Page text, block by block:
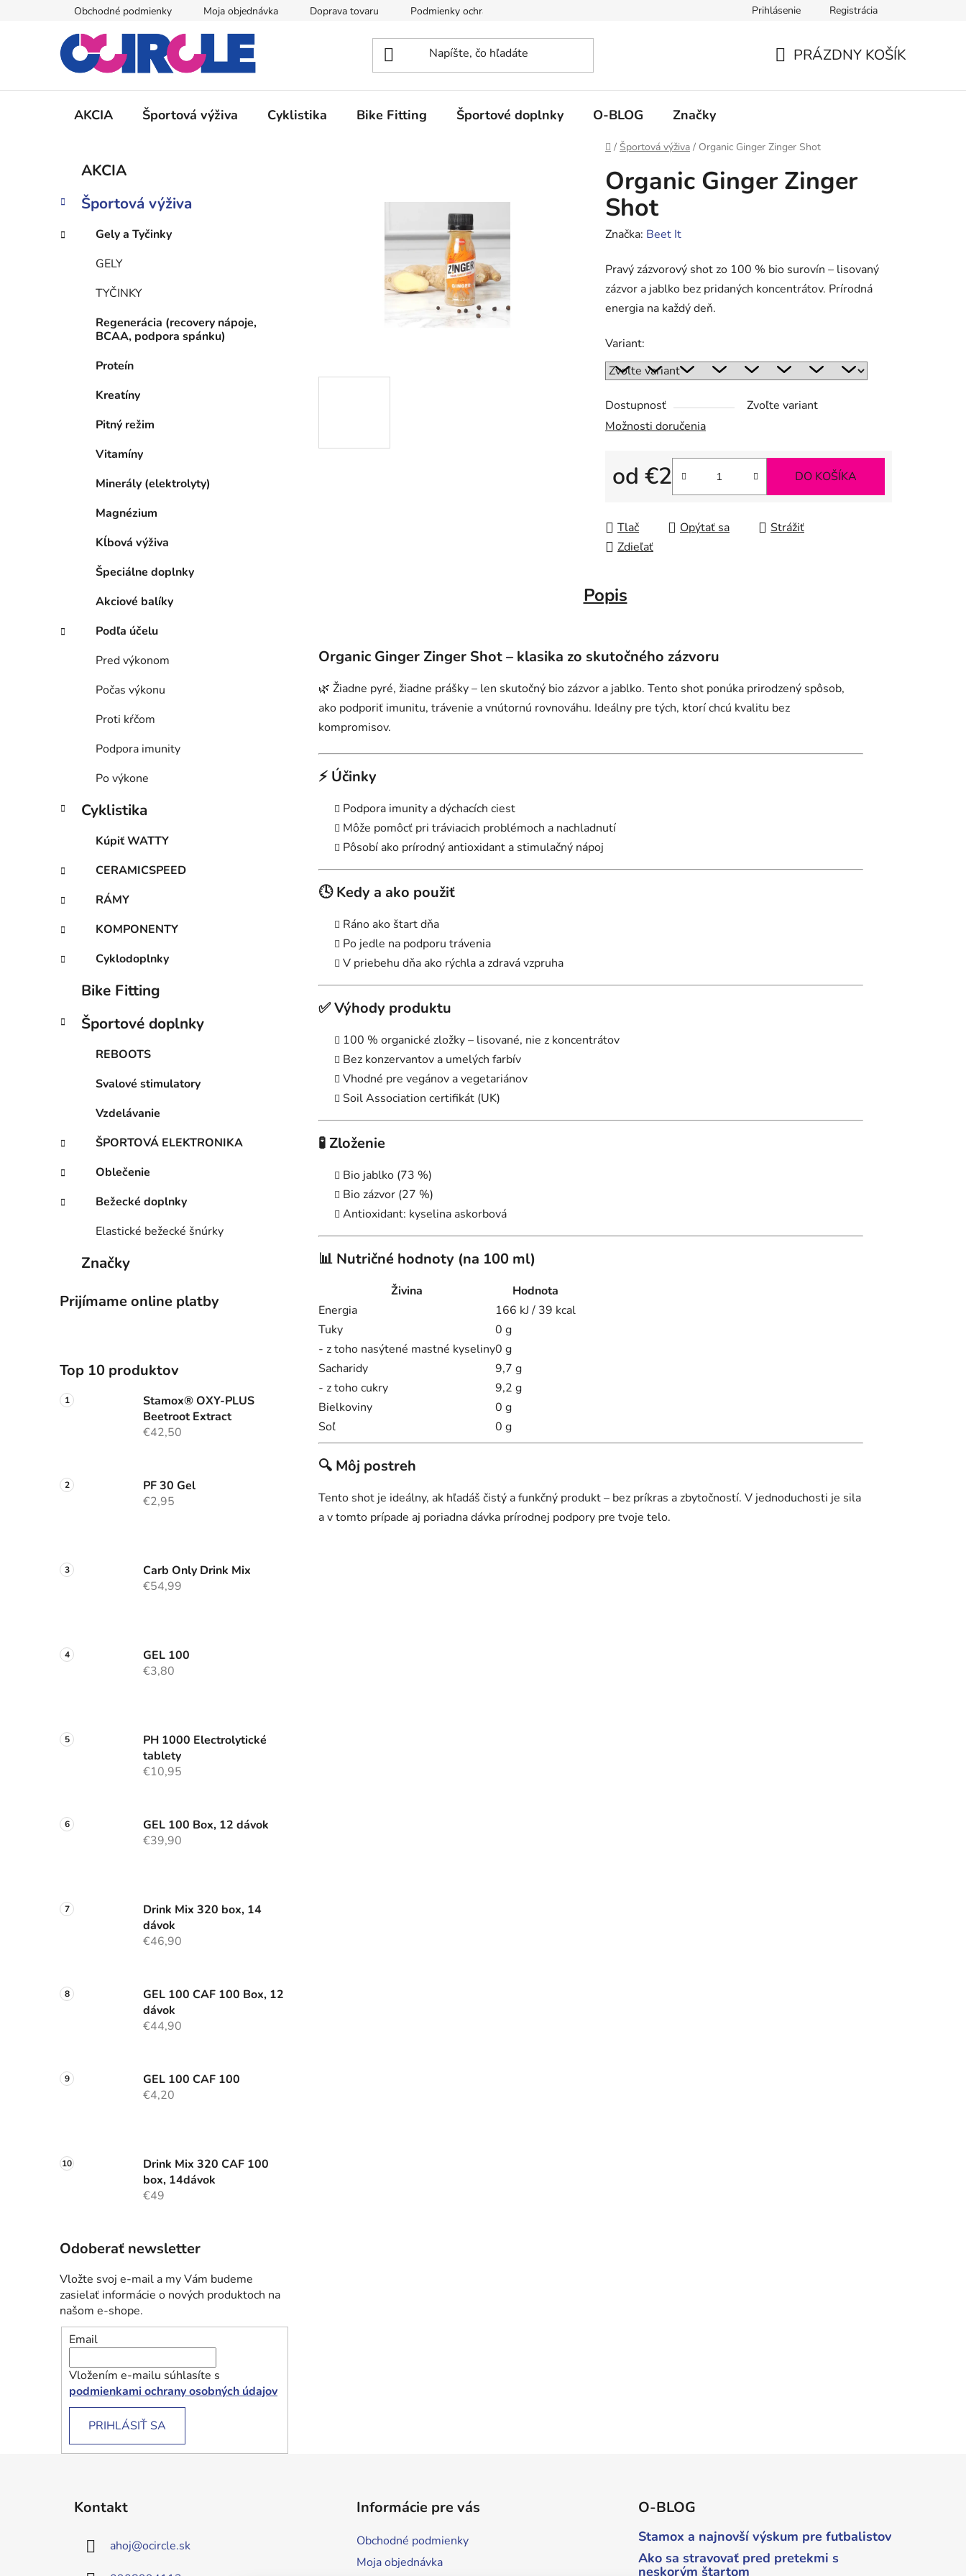
Obchodné podmienky Moja objednávka Doprava tovaru Podmienky ochrany osobných údajov Prihlásenie Registrácia
PRÁZDNY KOŠÍK
AKCIA Športová výživa Cyklistika Bike Fitting Športové doplnky O-BLOG Značky
Domov
/ Športová výživa / Organic Ginger Zinger Shot
č
ý
Preskočiť
kategórie
e
ó
AKCIA
Športová výživa
Gely a Tyčinky
GELY
TYČINKY
Regenerácia (recovery nápoje,
BCAA, podpora spánku)
Proteín
Kreatíny
Pitný režim
Vitamíny
Minerály (elektrolyty)
Magnézium
Kĺbová výživa
Špeciálne doplnky
Akciové balíky
Podľa účelu
Pred výkonom
Počas výkonu
Proti kŕčom
Podpora imunity
Po výkone
Cyklistika
Kúpiť WATTY
CERAMICSPEED
RÁMY
KOMPONENTY
Cyklodoplnky
Bike Fitting
Športové doplnky
REBOOTS
Svalové stimulatory
Vzdelávanie
ŠPORTOVÁ ELEKTRONIKA
Oblečenie
Bežecké doplnky
Elastické bežecké šnúrky
Značky
Prijímame online platby
Top 10 produktov
Stamox® OXY-PLUS
Beetroot Extract
€42,50
PF 30 Gel
€2,95
Carb Only Drink Mix
€54,99
GEL 100
€3,80
PH 1000 Electrolytické
tablety
€10,95
GEL 100 Box, 12 dávok
€39,90
Drink Mix 320 box, 14
dávok
€46,90
GEL 100 CAF 100 Box, 12
dávok
€44,90
GEL 100 CAF 100
€4,20
Drink Mix 320 CAF 100
box, 14dávok
€49
Odoberať newsletter
Vložte svoj e-mail a my Vám budeme
zasielať informácie o nových produktoch na
našom e-shope.
Email
Vložením e-mailu súhlasíte s
podmienkami ochrany osobných údajov
PRIHLÁSIŤ SA
Organic Ginger Zinger
Shot
Značka: Beet It
Pravý zázvorový shot zo 100 % bio surovín – lisovaný
zázvor a jablko bez pridaných koncentrátov. Prírodná
energia na každý deň.
Variant:
Dostupnosť
Zvoľte variant
Možnosti doručenia
od €2
Jednotková cena:
DO KOŠÍKA
Tlač Opýtať sa
Strážiť
Zdieľať
Popis
Organic Ginger Zinger Shot – klasika zo skutočného zázvoru
🌿 Žiadne pyré, žiadne prášky – len skutočný bio zázvor a jablko. Tento shot ponúka prirodzený spôsob,
ako podporiť imunitu, trávenie a vnútornú rovnováhu. Ideálny pre tých, ktorí chcú kvalitu bez
kompromisov.
⚡ Účinky
Podpora imunity a dýchacích ciest
Môže pomôcť pri tráviacich problémoch a nachladnutí
Pôsobí ako prírodný antioxidant a stimulačný nápoj
🕓 Kedy a ako použiť
Ráno ako štart dňa
Po jedle na podporu trávenia
V priebehu dňa ako rýchla a zdravá vzpruha
✅ Výhody produktu
100 % organické zložky – lisované, nie z koncentrátov
Bez konzervantov a umelých farbív
Vhodné pre vegánov a vegetariánov
Soil Association certifikát (UK)
🧪 Zloženie
Bio jablko (73 %)
Bio zázvor (27 %)
Antioxidant: kyselina askorbová
📊 Nutričné hodnoty (na 100 ml)
Živina
Hodnota
Energia
166 kJ / 39 kcal
Tuky
0 g
- z toho nasýtené mastné kyseliny0 g
Sacharidy
9,7 g
- z toho cukry
9,2 g
Bielkoviny
0 g
Soľ
0 g
🔍 Môj postreh
Tento shot je ideálny, ak hľadáš čistý a funkčný produkt – bez príkras a zbytočností. V jednoduchosti je sila
a v tomto prípade aj poriadna dávka prírodnej podpory pre tvoje telo.
Kontakt
ahoj@ocircle.sk
Informácie pre vás
Obchodné podmienky
Moja objednávka
O-BLOG
Stamox a najnovší výskum pre futbalistov
Ako sa stravovať pred pretekmi s
neskorým štartom